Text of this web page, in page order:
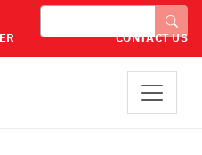
Vyhľadávanie
CONTACT US